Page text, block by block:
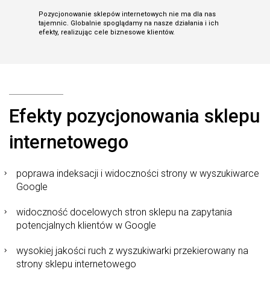
Pozycjonowanie sklepów internetowych nie ma dla nas
tajemnic. Globalnie spoglądamy na nasze działania i ich
efekty, realizując cele biznesowe klientów.
Efekty pozycjonowania sklepu
internetowego
poprawa indeksacji i widoczności strony w wyszukiwarce
Google
widoczność docelowych stron sklepu na zapytania
potencjalnych klientów w Google
wysokiej jakości ruch z wyszukiwarki przekierowany na
strony sklepu internetowego